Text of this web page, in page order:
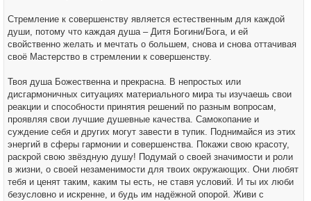
Стремление к совершенству является естественным для каждой
души, потому что каждая душа – Дитя Богини/Бога, и ей
свойственно желать и мечтать о большем, снова и снова оттачивая
своё Мастерство в стремлении к совершенству.
Твоя душа Божественна и прекрасна. В непростых или
дисгармоничных ситуациях материального мира ты изучаешь свои
реакции и способности принятия решений по разным вопросам,
проявляя свои лучшие душевные качества. Самокопание и
суждение себя и других могут завести в тупик. Поднимайся из этих
энергий в сферы гармонии и совершенства. Покажи свою красоту,
раскрой свою звёздную душу! Подумай о своей значимости и роли
в жизни, о своей незаменимости для твоих окружающих. Они любят
тебя и ценят таким, каким ты есть, не ставя условий. И ты их люби
безусловно и искренне, и будь им надёжной опорой. Живи с